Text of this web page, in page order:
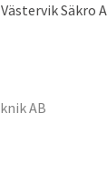
Säkro
AB